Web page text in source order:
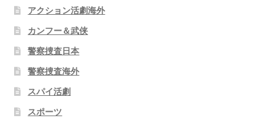
アクション活劇海外
カンフー＆武侠
警察捜査日本
警察捜査海外
スパイ活劇
スポーツ